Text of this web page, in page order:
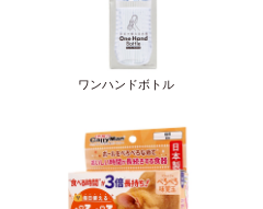
ワンハンドボトル